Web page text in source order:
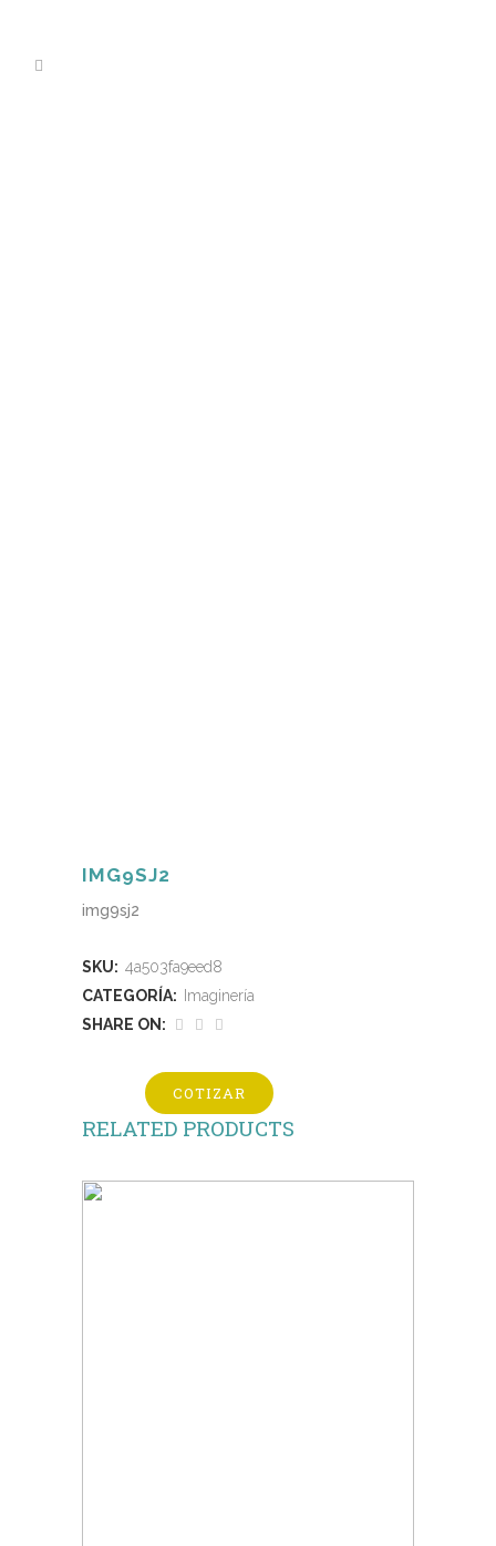
IMG9SJ2
img9sj2
SKU: 4a503fa9eed8
CATEGORÍA:
Imaginería
SHARE ON:
COTIZAR
RELATED PRODUCTS